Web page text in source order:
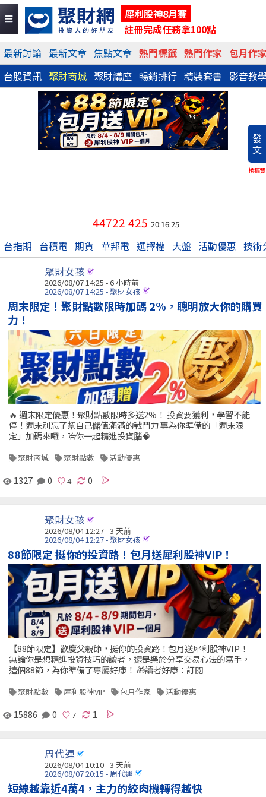
犀利股神8月賽
註冊完成任務拿100點
最新討論 最新文章 焦點文章 熱門標籤 熱門作家 包月作
台股資訊 聚財商城 聚財講座 暢銷排行 精裝套書 影音教
發
文
換稿費
44722 425 20:16:25
台指期 台積電 期貨 華邦電 選擇權 大盤 活動優惠 技術
聚財女孩
2026/08/07 14:25 -6 小時前
2026/08/07 14:25 - 聚財女孩
周末限定！聚財點數限時加碼 2%，聰明放大你的購買
力！
🔥 週末限定優惠！聚財點數限時多送2%！ 投資要獲利，學習不能
停！週末別忘了幫自己儲值滿滿的戰鬥力 專為你準備的「週末限
定」加碼來囉，陪你一起精進投資腦🧠
聚財商城 聚財點數 活動優惠
1327 0 0
聚財女孩
2026/08/04 12:27 - 3 天前
2026/08/04 12:27 - 聚財女孩
88節限定 挺你的投資路！包月送犀利股神VIP！
【88節限定】歡慶父親節，挺你的投資路！包月送犀利股神VIP！
無論你是想精進投資技巧的讀者，還是樂於分享交易心法的寫手，
這個88節，為你準備了專屬好康！ 🎁讀者好康：訂閱
聚財點數 犀利股神VIP 包月作家 活動優惠
15886 0 1
周代運
2026/08/04 10:10 - 3 天前
2026/08/07 20:15 - 周代運
短線越靠近4萬4，主力的絞肉機轉得越快